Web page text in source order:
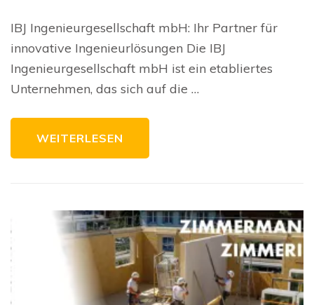
IBJ Ingenieurgesellschaft mbH: Ihr Partner für
innovative Ingenieurlösungen Die IBJ
Ingenieurgesellschaft mbH ist ein etabliertes
Unternehmen, das sich auf die …
WEITERLESEN